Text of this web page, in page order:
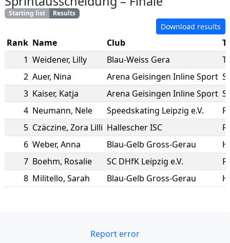
Starting list Results
Download results
Rank Name Club
1 Weidener, Lilly Blau-Weiss Gera
2 Auer, Nina Arena Geisingen Inline Sport
3 Kaiser, Katja Arena Geisingen Inline Sport
4 Neumann, Nele Speedskating Leipzig e.V.
5 Czäczine, Zora Lilli Hallescher ISC
6 Weber, Anna Blau-Gelb Gross-Gerau
7 Boehm, Rosalie SC DHfK Leipzig e.V.
8 Militello, Sarah Blau-Gelb Gross-Gerau
Report error